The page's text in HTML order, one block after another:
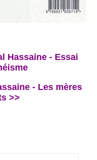
Hassaine - Essai
- Les mères
>>